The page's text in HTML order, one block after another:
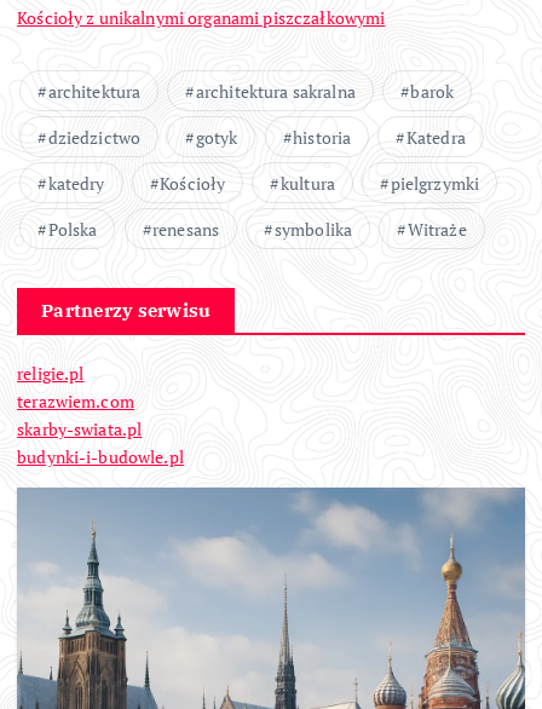
Kościoły z unikalnymi organami piszczałkowymi
architektura architektura sakralna
barok
dziedzictwo
gotyk historia
Katedra
katedry
Kościoły kultura
pielgrzymki
Polska
renesans symbolika Witraże
Partnerzy serwisu
religie.pl
terazwiem.com
skarby-swiata.pl
budynki-i-budowle.pl